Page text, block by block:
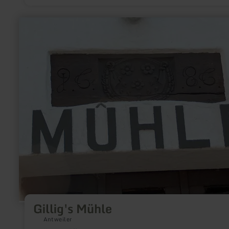
Gillig's Mühle
Antweiler